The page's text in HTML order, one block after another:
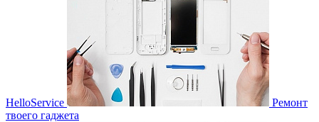
HelloService
Ремонт
твоего гаджета